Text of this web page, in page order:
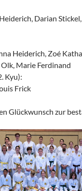
Darian
Heiderich, Zoé
Marie Ferdinand
Kyu):
Frick
Glückwunsch zur